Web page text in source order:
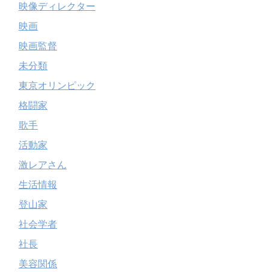
映像ディレクター
映画
映画監督
未分類
東京オリンピック
格闘家
歌手
活動家
激レアさん
生活情報
登山家
社会学者
社長
美容関係